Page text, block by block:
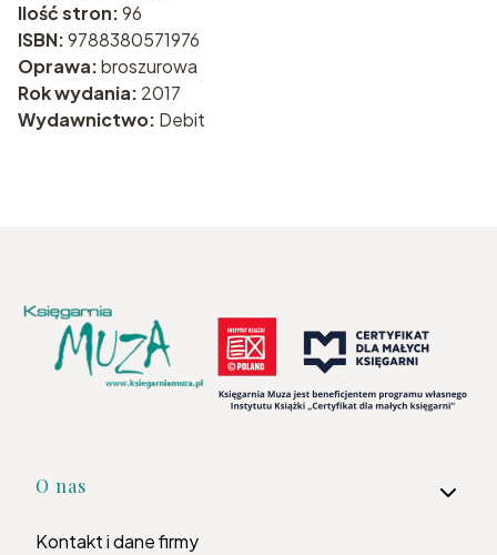
Ilość stron:96
ISBN:9788380571976
Oprawa:broszurowa
Rok wydania: 2017
Wydawnictwo: Debit
Linki w stopce
O nas
Kontakt i dane firmy